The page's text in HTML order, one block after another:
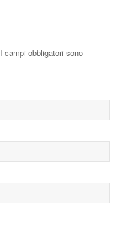
I campi obbligatori sono